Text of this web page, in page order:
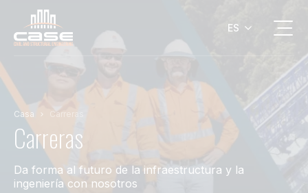
ES
Casa Carreras
Carreras
Da forma al futuro de la infraestructura y la
ingeniería con nosotros
Personal de Construcción
Asesoramiento Comercial
Tráfico y Transporte
Sectores
Puente
Edificio
Marina
Nuestras Capacidades
Capacidades generales
Construcción Digital
Nuestra historia
Medios informativos
Contáctenos
Por qué trabajar con nosotros
Nuestros beneficios
Roles abiertos